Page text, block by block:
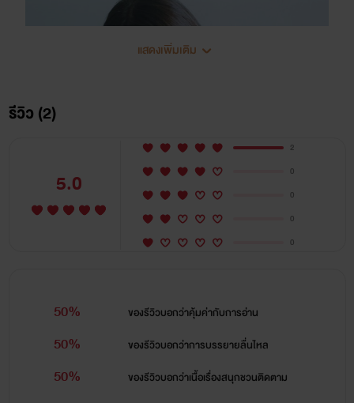
แสดงเพิ่มเติม
รีวิว (2)
5.0
2
0
0
0
0
50% ของรีวิวบอกว่าคุ้มค่ากับการอ่าน
50% ของรีวิวบอกว่าการบรรยายลื่นไหล
50% ของรีวิวบอกว่าเนื้อเรื่องสนุกชวนติดตาม